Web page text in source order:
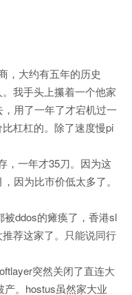
，大约有五年的历史
我手头上攥着一个他家
用了一年了才宕机过一
杠杠的。除了速度慢pi
，一年才35刀。因为这
因为比市价低太多了。
被ddos的瘫痪了，香港sl
荐这家了。只能说同行
突然关闭了直连大
。hostus虽然家大业